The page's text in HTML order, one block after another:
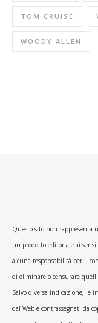
TOM CRUISE
WOODY ALLEN
Questo sito non rappresenta
un prodotto editoriale ai
alcuna responsabilità per il
di eliminare o censurare
Salvo diversa indicazione, le
dal Web e contrassegnati da